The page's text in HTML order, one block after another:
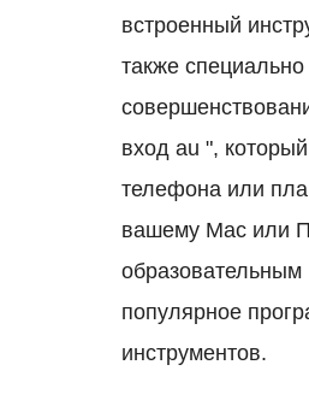
встроенный
также
вход au ",
телефона или
вашему Mac или
популярное
инструментов.